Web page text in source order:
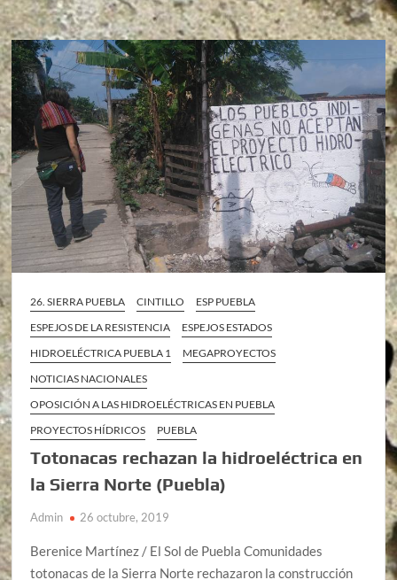
26. SIERRA PUEBLA CINTILLO
ESP PUEBLA
ESPEJOS DE LA RESISTENCIA
ESPEJOS ESTADOS
HIDROELÉCTRICA PUEBLA 1
MEGAPROYECTOS
NOTICIAS NACIONALES
OPOSICIÓN A LAS HIDROELÉCTRICAS EN PUEBLA
PROYECTOS HÍDRICOS
PUEBLA
Totonacas rechazan la hidroeléctrica en
la Sierra Norte (Puebla)
Admin 26 octubre, 2019
Berenice Martínez / El Sol de Puebla Comunidades
totonacas de la Sierra Norte rechazaron la construcción